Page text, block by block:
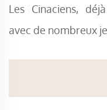
Les Cinaciens,
avec de nombreux